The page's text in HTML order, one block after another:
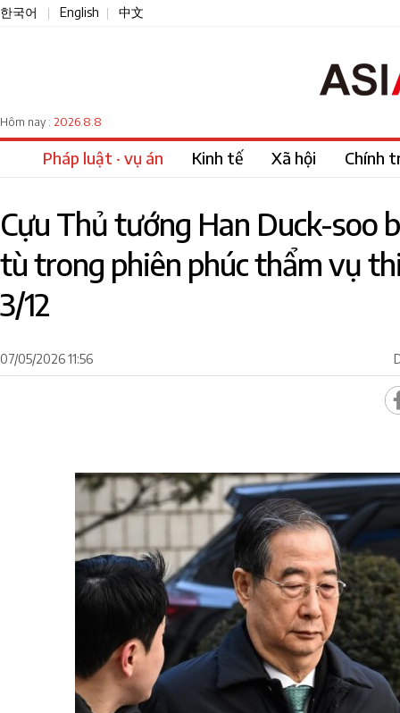
한국어 English 中文
Hôm nay : 2026.8.8
Pháp luật · vụ án Kinh tế Xã hội Chính
Cựu Thủ tướng Han Duck-soo
tù trong phiên phúc thẩm vụ
3/12
07/05/2026 11:56